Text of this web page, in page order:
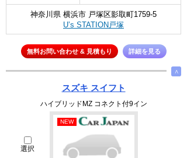
神奈川県 横浜市 戸塚区影取町1759-5
U’s STATION戸塚
無料お問い合わせ & 見積もり 詳細を見る
∧
スズキ スイフト
ハイブリッドMZ コネクト付9イン
選択
NEW